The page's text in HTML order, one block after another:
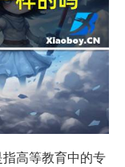
高等教育中的专